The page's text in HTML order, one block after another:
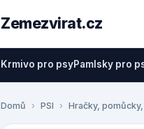
Zemezvirat.cz
Krmivo pro psyPamlsky pro
Domů PSI Hračky,